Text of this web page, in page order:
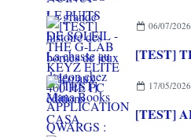
06/07/2026
17/05/2026